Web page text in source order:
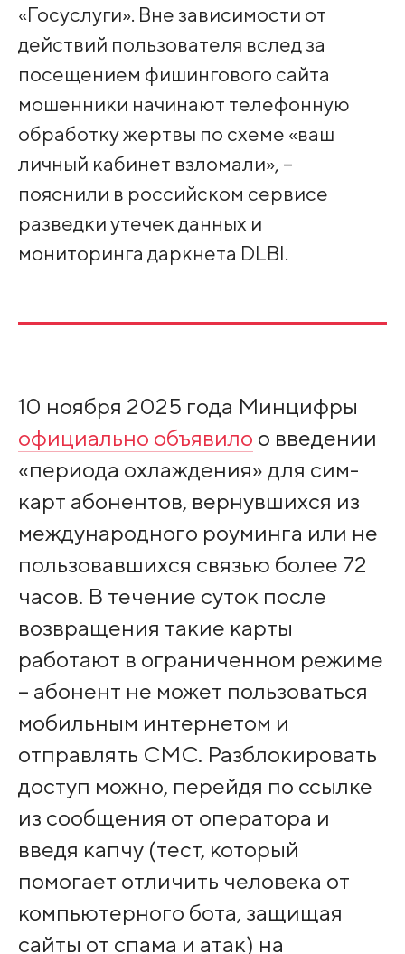
«Госуслуги». Вне зависимости от
действий пользователя вслед за
посещением фишингового сайта
мошенники начинают телефонную
обработку жертвы по схеме «ваш
личный кабинет взломали», –
пояснили в российском сервисе
разведки утечек данных и
мониторинга даркнета DLBI.
10 ноября 2025 года Минцифры
официально объявило о введении
«периода охлаждения» для сим-
карт абонентов, вернувшихся из
международного роуминга или не
пользовавшихся связью более 72
часов. В течение суток после
возвращения такие карты
работают в ограниченном режиме
– абонент не может пользоваться
мобильным интернетом и
отправлять СМС. Разблокировать
доступ можно, перейдя по ссылке
из сообщения от оператора и
введя капчу (тест, который
помогает отличить человека от
компьютерного бота, защищая
сайты от спама и атак) на